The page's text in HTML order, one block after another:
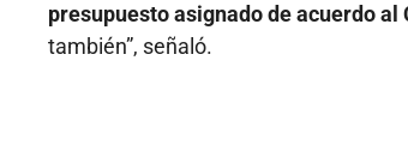
presupuesto asignado de acuerdo
también”, señaló.